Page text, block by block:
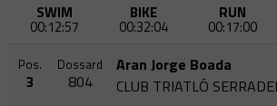
SWIM
00:12:57
BIKE
00:32:04
RUN
00:17:00
Pos.
3
Dossard
804
Aran Jorge Boada